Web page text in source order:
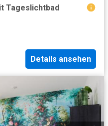
Tageslichtbad
Details ansehen